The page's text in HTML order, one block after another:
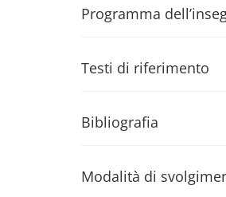
Programma
Testi di riferimento
Bibliografia
Modalità di